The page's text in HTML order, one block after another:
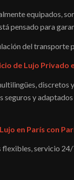
equipados,
pensado para
del transporte
de Lujo Privado
discretos
y
en París con
servicio